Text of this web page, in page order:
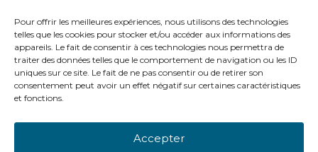
Mentions légales
Conditions générales d’utilisation
OpenSub Portail V3.0
Pour offrir les meilleures expériences, nous utilisons des technologies
telles que les cookies pour stocker et/ou accéder aux informations des
appareils. Le fait de consentir à ces technologies nous permettra de
traiter des données telles que le comportement de navigation ou les ID
uniques sur ce site. Le fait de ne pas consentir ou de retirer son
consentement peut avoir un effet négatif sur certaines caractéristiques
et fonctions.
Accepter